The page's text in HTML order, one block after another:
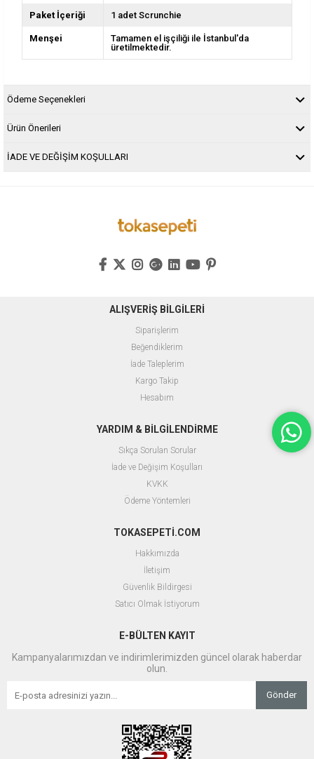
Paket İçeriği 1 adet Scrunchie
Menşei
Tamamen el işçiliği ile İstanbul'da
üretilmektedir.
Ödeme Seçenekleri
Ürün Önerileri
İADE VE DEĞİŞİM KOŞULLARI
ALIŞVERİŞ BİLGİLERİ
Siparişlerim
Beğendiklerim
İade Taleplerim
Kargo Takip
Hesabım
YARDIM & BİLGİLENDİRME
Sıkça Sorulan Sorular
İade ve Değişim Koşulları
KVKK
Ödeme Yöntemleri
TOKASEPETİ.COM
Hakkımızda
İletişim
Güvenlik Bildirgesi
Satıcı Olmak İstiyorum
E-BÜLTEN KAYIT
Kampanyalarımızdan ve indirimlerimizden güncel olarak haberdar
olun.
Gönder